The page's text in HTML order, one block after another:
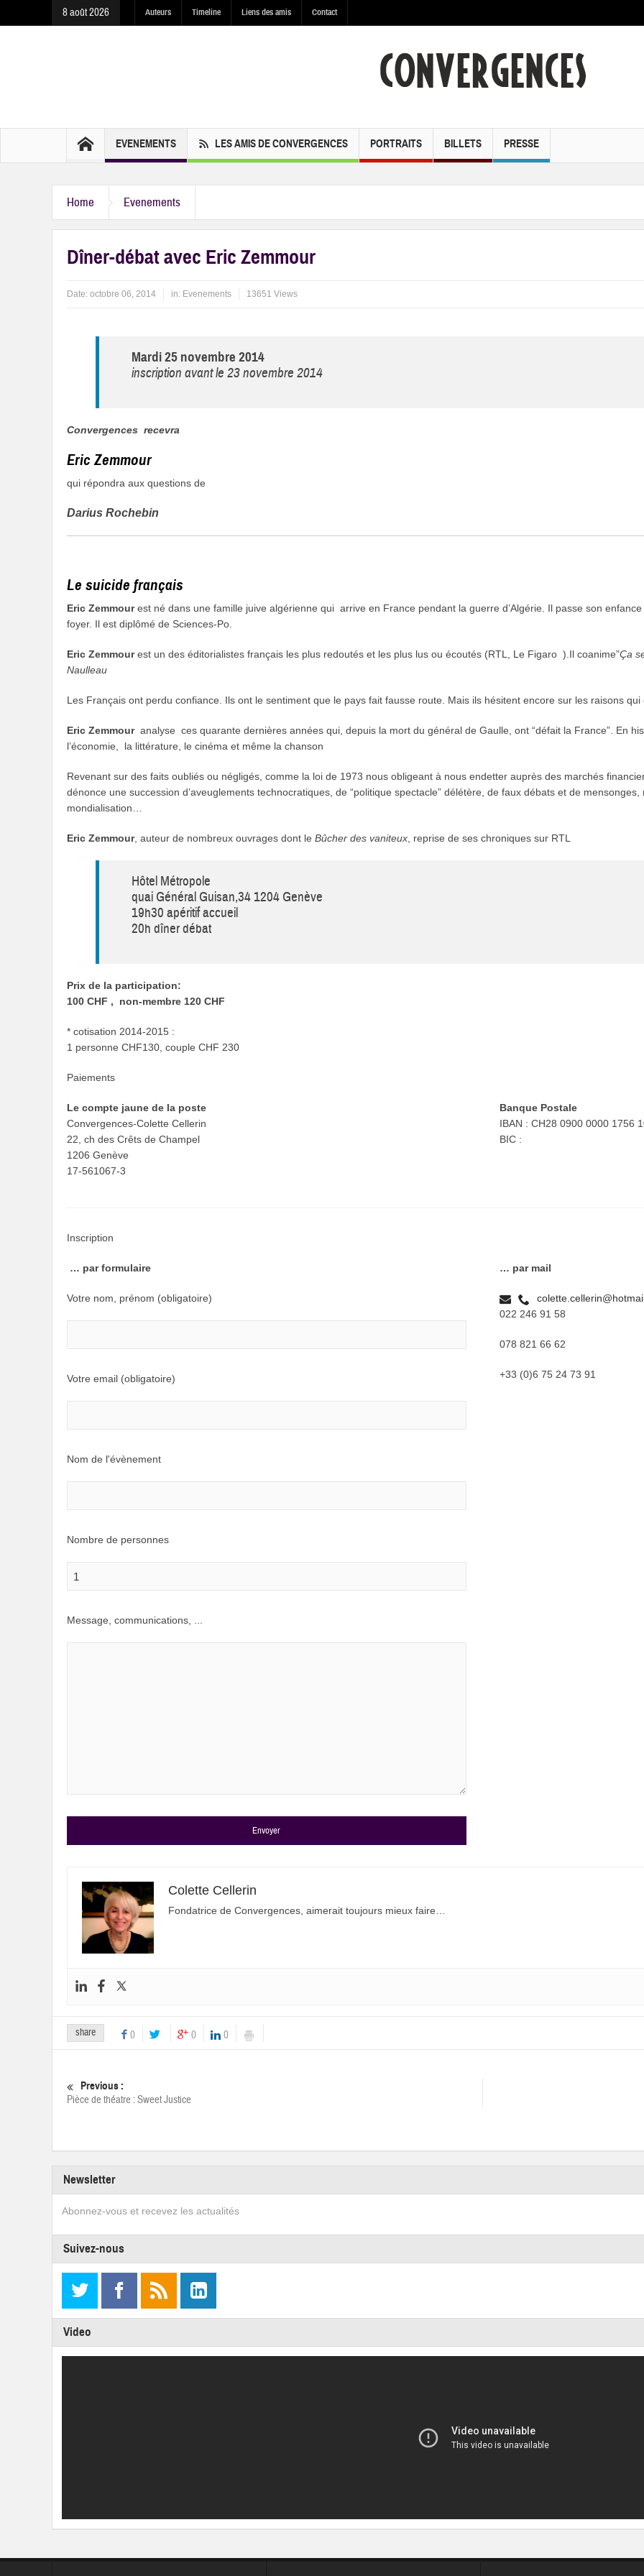
8 août 2026 Auteurs Timeline Liens des amis Contact
EVENEMENTS LES AMIS DE CONVERGENCES PORTRAITS BILLETS PRESSE
Home Evenements
Dîner-débat avec Eric Zemmour
Date: octobre 06, 2014 in: Evenements 13651 Views
Mardi 25 novembre 2014
inscription avant le 23 novembre 2014
Convergences recevra
Eric Zemmour
qui répondra aux questions de
Darius Rochebin
Le suicide français
Eric Zemmourest né dans une famille juive algérienne qui arrive en France pendant la guerre d’Algérie. Il passe son
foyer. Il est diplômé de Sciences-Po.
Eric Zemmourest un des éditorialistes français les plus redoutés et les plus lus ou écoutés (RTL, Le Figaro ).Il coanime”Ça
Naulleau
Les Français ont perdu confiance. Ils ont le sentiment que le pays fait fausse route. Mais ils hésitent encore sur les raisons
Eric Zemmouranalyse ces quarante dernières années qui, depuis la mort du général de Gaulle, ont “défait la France”. En
l’économie, la littérature, le cinéma et même la chanson
Revenant sur des faits oubliés ou négligés, comme la loi de 1973 nous obligeant à nous endetter auprès des marchés
dénonce une succession d’aveuglements technocratiques, de “politique spectacle” délétère, de faux débats et de
mondialisation…
Eric Zemmour, auteur de nombreux ouvrages dont le Bûcher des vaniteux , reprise de ses chroniques sur RTL
Hôtel Métropole
quai Général Guisan,34 1204 Genève
19h30 apéritif accueil
20h dîner débat
Prix de la participation:
100 CHF , non-membre 120 CHF
* cotisation 2014-2015 :
1 personne CHF130, couple CHF 230
Paiements
Le compte jaune de la poste
Convergences-Colette Cellerin
22, ch des Crêts de Champel
1206 Genève
17-561067-3
Banque Postale
IBAN : CH28 0900 0000 1756
BIC :
Inscription
… par formulaire
Votre nom, prénom (obligatoire)
Votre email (obligatoire)
Nom de l'évènement
Nombre de personnes
Message, communications, ...
… par mail
022 246 91 58
078 821 66 62
+33 (0)6 75 24 73 91
Colette Cellerin
Fondatrice de Convergences, aimerait toujours mieux faire…
share 0 0 0
Previous :
Pièce de théatre : Sweet Justice
Newsletter
Abonnez-vous et recevez les actualités
Suivez-nous
Video